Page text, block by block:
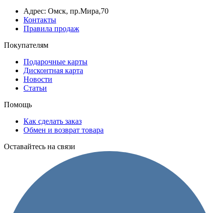
Адрес: Омск, пр.Мира,70
Контакты
Правила продаж
Покупателям
Подарочные карты
Дисконтная карта
Новости
Статьи
Помощь
Как сделать заказ
Обмен и возврат товара
Оставайтесь на связи